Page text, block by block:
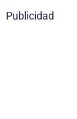
Publicidad